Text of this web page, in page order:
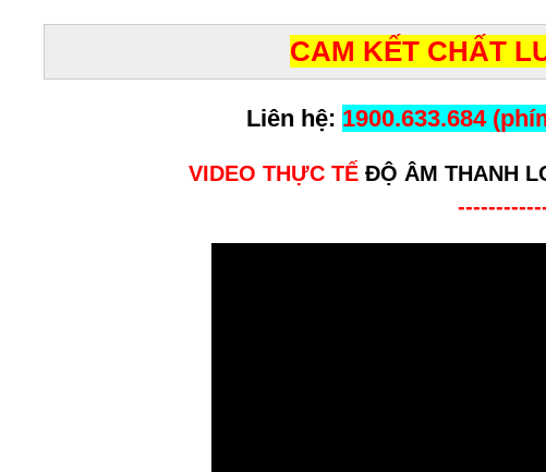
CAM KẾT CHẤT
Liên hệ: 1900.633.684
VIDEO THỰC TẾ ĐỘ ÂM THANH